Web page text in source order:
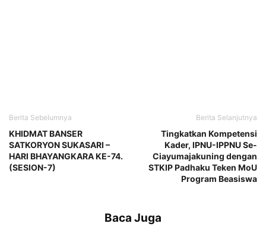
Berita Sebelumnya
KHIDMAT BANSER
SATKORYON SUKASARI –
HARI BHAYANGKARA KE-74.
(SESION-7)
Berita Selanjutnya
Tingkatkan Kompetensi
Kader, IPNU-IPPNU Se-
Ciayumajakuning dengan
STKIP Padhaku Teken MoU
Program Beasiswa
Baca Juga